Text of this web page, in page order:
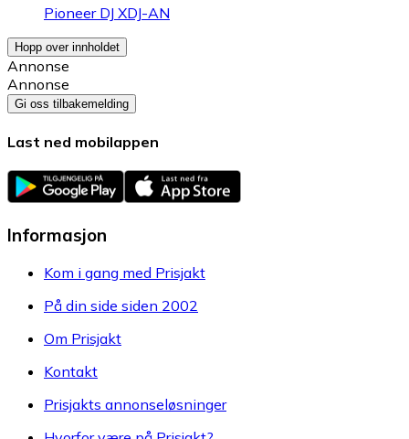
Pioneer DJ XDJ-AN
Hopp over innholdet
Annonse
Annonse
Gi oss tilbakemelding
Last ned mobilappen
Informasjon
Kom i gang med Prisjakt
På din side siden 2002
Om Prisjakt
Kontakt
Prisjakts annonseløsninger